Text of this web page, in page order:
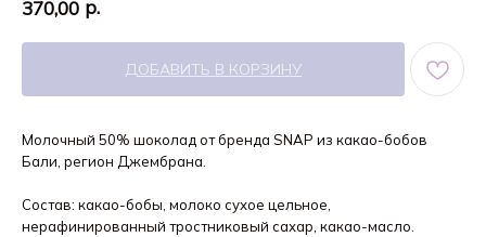
370,00 р.
ДОБАВИТЬ В КОРЗИНУ
Молочный 50% шоколад от бренда SNAP из какао-бобов
Бали, регион Джембрана.
Состав: какао-бобы, молоко сухое цельное,
нерафинированный тростниковый сахар, какао-масло.